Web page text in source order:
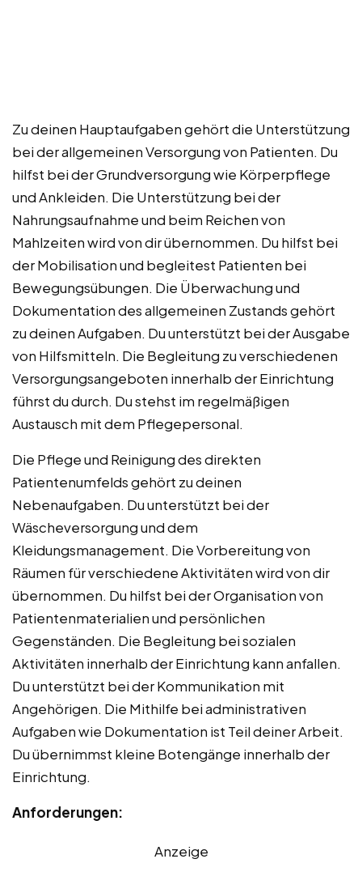
Zu deinen Hauptaufgaben gehört die Unterstützung
bei der allgemeinen Versorgung von Patienten. Du
hilfst bei der Grundversorgung wie Körperpflege
und Ankleiden. Die Unterstützung bei der
Nahrungsaufnahme und beim Reichen von
Mahlzeiten wird von dir übernommen. Du hilfst bei
der Mobilisation und begleitest Patienten bei
Bewegungsübungen. Die Überwachung und
Dokumentation des allgemeinen Zustands gehört
zu deinen Aufgaben. Du unterstützt bei der Ausgabe
von Hilfsmitteln. Die Begleitung zu verschiedenen
Versorgungsangeboten innerhalb der Einrichtung
führst du durch. Du stehst im regelmäßigen
Austausch mit dem Pflegepersonal.
Die Pflege und Reinigung des direkten
Patientenumfelds gehört zu deinen
Nebenaufgaben. Du unterstützt bei der
Wäscheversorgung und dem
Kleidungsmanagement. Die Vorbereitung von
Räumen für verschiedene Aktivitäten wird von dir
übernommen. Du hilfst bei der Organisation von
Patientenmaterialien und persönlichen
Gegenständen. Die Begleitung bei sozialen
Aktivitäten innerhalb der Einrichtung kann anfallen.
Du unterstützt bei der Kommunikation mit
Angehörigen. Die Mithilfe bei administrativen
Aufgaben wie Dokumentation ist Teil deiner Arbeit.
Du übernimmst kleine Botengänge innerhalb der
Einrichtung.
Anforderungen:
Anzeige